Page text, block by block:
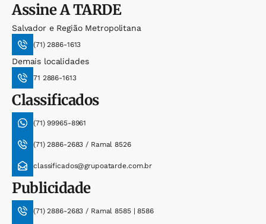
AssineA TARDE
Salvador e Região Metropolitana
(71) 2886-1613
Demais localidades
71 2886-1613
Classificados
(71) 99965-8961
(71) 2886-2683 / Ramal 8526
classificados@grupoatarde.com.br
Publicidade
(71) 2886-2683 / Ramal 8585 | 8586